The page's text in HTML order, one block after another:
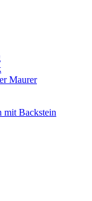
Maurer
mit Backstein